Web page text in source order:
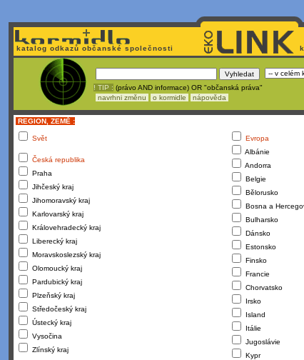
katalog odkazů občanské společnosti
! TIP : (právo AND informace) OR "občanská práva"
navrhni změnu
o kormidle nápověda
REGION, ZEMĚ :
Svět
Česká republika
Praha
Jihčeský kraj
Jihomoravský kraj
Karlovarský kraj
Královehradecký kraj
Liberecký kraj
Moravskoslezský kraj
Olomoucký kraj
Pardubický kraj
Plzeňský kraj
Středočeský kraj
Ústecký kraj
Vysočina
Zlínský kraj
Evropa
Albánie
Andorra
Belgie
Bělorusko
Bosna a
Bulharsko
Dánsko
Estonsko
Finsko
Francie
Chorvatsko
Irsko
Island
Itálie
Jugoslávie
Kypr